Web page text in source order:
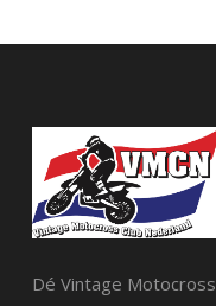
Dé Vintage